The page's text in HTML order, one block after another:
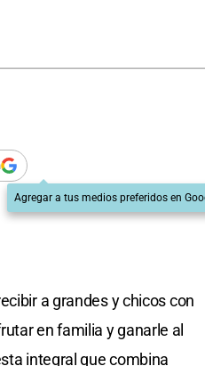
Agregar a tus medios preferidos en
a grandes y chicos con
en familia y ganarle al
integral que combina